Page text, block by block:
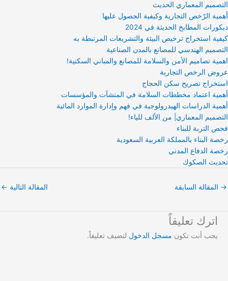
التصميم المعماري الحديث
أهمية الرّخص التجارية وكيفية الحصول عليها
ديكورات المطابخ الحديثة في 2024
كيفية استخراج ترخيص البيئة والتشريعات المرتبطة به
التصميم الهندسي للمصانع بالمدن الصناعية
اهمية تصاميم الأمن والسلامة للمصانع والمباني السكنية!
عروض الرخص التجارية
استخراج تصريح سكن الحجاج
أهمية اعتماد مخططات السلامة في المنشآت والمؤسسات
أهمية الدراسات الهيدرولوجية في فهم وإدارة الموارد المائية
التصميم المعماري| من الألف للياء!
فحص التربة للبناء
رخصة البناء بالمملكة العربية السعودية
رخصة الدفاع المدني
تحديث الصكوك
→ المقالة السابقة المقالة التالية ←
اترك تعليقاً
يجب أنت تكون مسجل الدخول لتضيف تعليقاً.